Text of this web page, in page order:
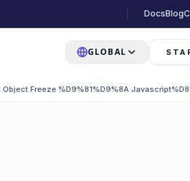
DocsBlog
GLOBAL
Freeze %D9%81%D9%8A